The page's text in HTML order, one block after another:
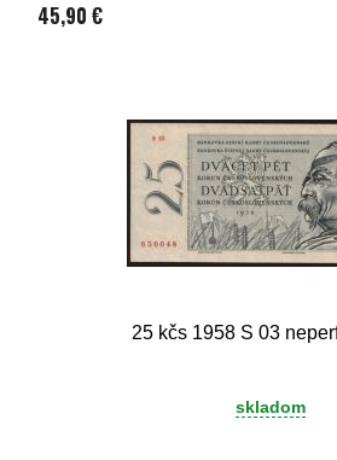
45,90 €
25 kčs 1958 S 03
skladom